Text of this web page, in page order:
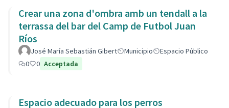
Crear una zona d'ombra amb un tendall a la
terrassa del bar del Camp de Futbol Juan
Ríos
José María Sebastián Gibert Municipio
Espacio Público
0
0 Acceptada
Espacio adecuado para los perros